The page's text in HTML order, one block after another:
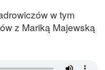
w tym
z Mariką Majewską